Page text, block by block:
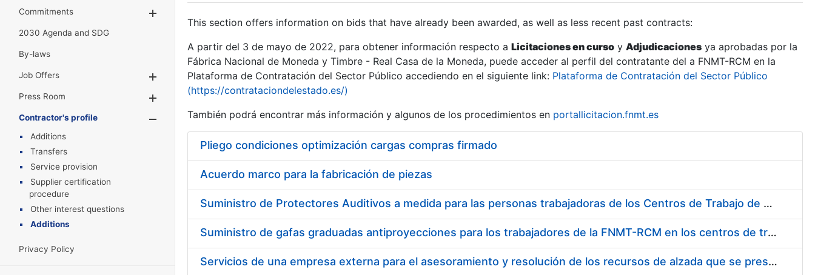
Commitments
2030 Agenda and SDG
By-laws
Job Offers
Show/Hide
Press Room
Show/Hide
Contractor's profile
Show/Hide
Additions
Transfers
Service provision
Supplier certification
procedure
Other interest questions
Additions
Privacy Policy
This section offers information on bids that have already been awarded, as well as less recent past contracts:
A partir del 3 de mayo de 2022, para obtener información respecto a Licitaciones en curso y Adjudicaciones ya aprobadas por la
Fábrica Nacional de Moneda y Timbre - Real Casa de la Moneda, puede acceder al perfil del contratante del a FNMT-RCM en la
Plataforma de Contratación del Sector Público accediendo en el siguiente link: Plataforma de Contratación del Sector Público
(https://contrataciondelestado.es/)
También podrá encontrar más información y algunos de los procedimientos en portallicitacion.fnmt.es
Pliego condiciones optimización cargas compras firmado
Acuerdo marco para la fabricación de piezas
Suministro de Protectores Auditivos a medida para las personas trabajadoras de los Centros de Trabajo de Madrid y Burgos
Suministro de gafas graduadas antiproyecciones para los trabajadores de la FNMT-RCM en los centros de trabajo de Madrid y Burgos
Servicios de una empresa externa para el asesoramiento y resolución de los recursos de alzada que se presentan relacionados con procesos de selección para la FNMT-RCM